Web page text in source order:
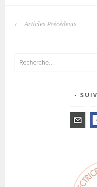
ARTICLES
Articles Précédents
Rechercher :